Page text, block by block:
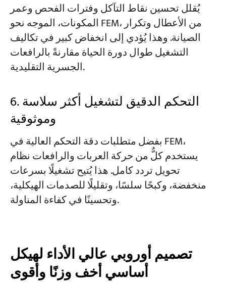
يُقلل تحسين نقاط التآكل وفترات الفحص وعمر
المكونات، الموجه نحو FEM، من الأعطال وتكرار
الصيانة. وهذا يُؤدي إلى انخفاض كبير في تكاليف
التشغيل طوال دورة الحياة مقارنةً بالرافعات
الجسرية التقليدية.
6. التحكم الدقيق لتشغيل أكثر سلاسة
وموثوقية
بفضل متطلبات دقة التحكم العالية في FEM،
يستخدم كلٌّ من حركة العربات والرافعات نظام
تحويل تردد كامل. هذا يُتيح تشغيلًا بسرعات
منخفضة، وكبحًا سلسًا، وتقليلًا للصدمات الهيكلية،
وتحسينًا في كفاءة المناولة.
تصميم أوروبي عالي الأداء لهيكل
أساسي أخف وزنًا وأقوى